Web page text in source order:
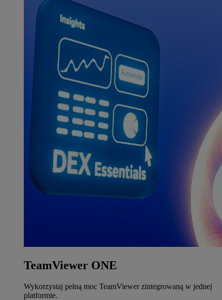
TeamViewer ONE
Wykorzystaj pełną moc TeamViewer zintegrowaną w jednej
platformie.